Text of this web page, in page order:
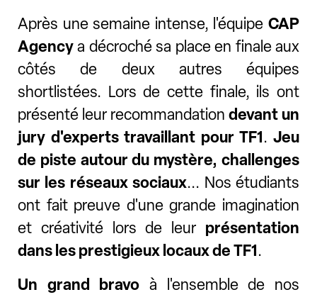
Après une semaine intense, l'équipe CAP
Agencya décroché sa place en finale aux
côtés de deux autres équipes
shortlistées. Lors de cette finale, ils ont
présenté leur recommandation devant un
jury d'experts travaillant pour TF1.Jeu
de piste autour du mystère, challenges
sur les réseaux sociaux... Nos étudiants
ont fait preuve d'une grande imagination
et créativité lors de leur présentation
dans les prestigieux locaux de TF1.
Un grand bravo à l'ensemble de nos